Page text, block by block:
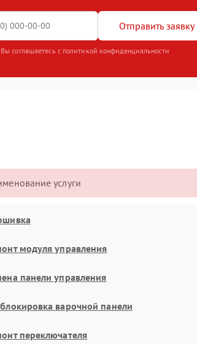
Отправить заявку
соглашаетесь с политикой конфиденциальности
услуги
модуля управления
панели управления
варочной панели
переключателя